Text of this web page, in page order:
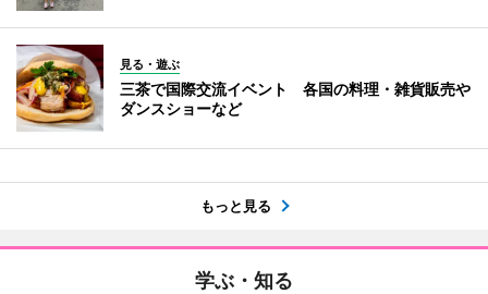
見る・遊ぶ
三茶で国際交流イベント 各国の料理・雑貨販売や
ダンスショーなど
もっと見る
学ぶ・知る